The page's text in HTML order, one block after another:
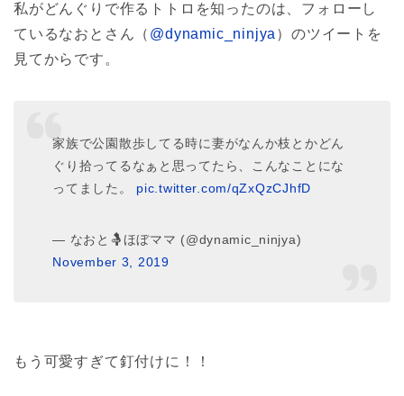
私がどんぐりで作るトトロを知ったのは、フォローし
ているなおとさん（ @dynamic_ninjya ）のツイートを
見てからです。
家族で公園散歩してる時に妻がなんか枝とかどん
ぐり拾ってるなぁと思ってたら、こんなことにな
ってました。 pic.twitter.com/qZxQzCJhfD
— なおと🤱ほぼママ (@dynamic_ninjya)
November 3, 2019
もう可愛すぎて釘付けに！！